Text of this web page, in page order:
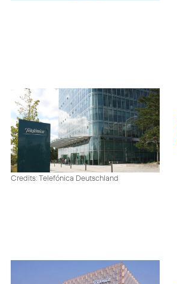
Credits: Telefónica Deutschland